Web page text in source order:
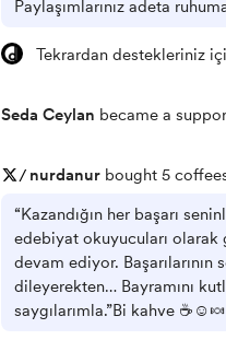
Paylaşımlarınız adeta
Tekrardan destekleriniz
Seda Ceylan became a
/ nurdanur bought 5
“Kazandığın her başarı
edebiyat okuyucuları olarak
devam ediyor. Başarılarının
dileyerekten… Bayramını
saygılarımla.”Bi kahve ☕️☺️🍬